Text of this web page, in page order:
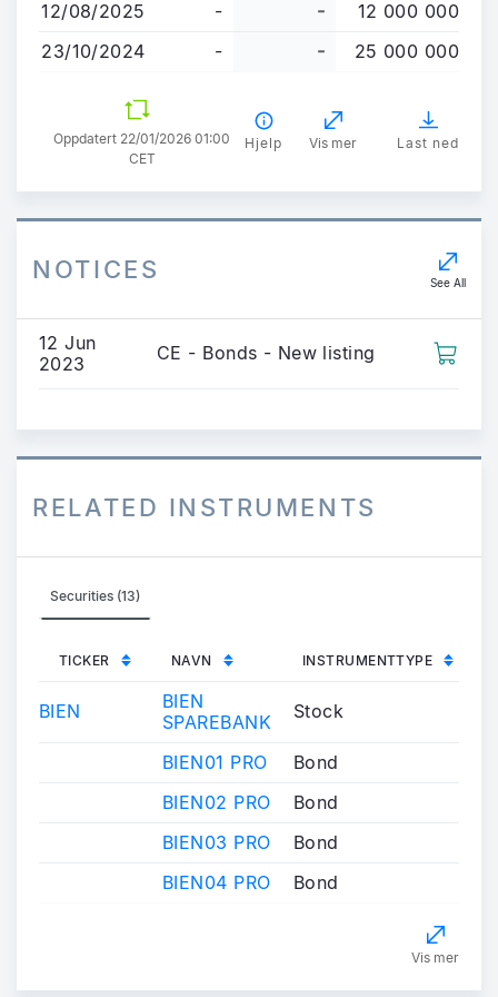
12/08/2025 - -
12 000 000
23/10/2024
- - 25 000 000
Oppdatert 22/01/2026 01:00
CET
Hjelp Vis mer Last ned
NOTICES See All
12 Jun
2023
CE - Bonds - New listing
RELATED INSTRUMENTS
Securities (13)
TICKER NAVN INSTRUMENTTYPE
BIEN
BIEN
SPAREBANK
Stock
BIEN01 PRO
Bond
BIEN02 PRO
Bond
BIEN03 PRO
Bond
BIEN04 PRO
Bond
Vis mer